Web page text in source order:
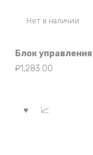
Нет в наличии
Блок
₽1,283.00